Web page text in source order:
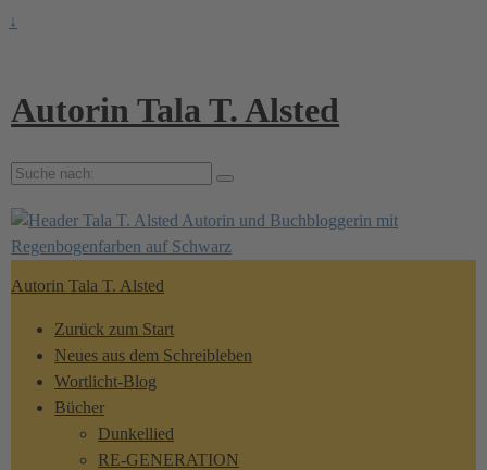
↓
Autorin Tala T. Alsted
Suche
Autorin Tala T. Alsted
Zurück zum Start
Neues aus dem Schreibleben
Wortlicht-Blog
Bücher
Dunkellied
RE-GENERATION